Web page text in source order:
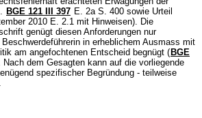
BGE 121 III 397 E. 2a S. 400 sowie Urteil
2010 E. 2.1 mit Hinweisen). Die
genügt diesen Anforderungen nur
in erheblichem Ausmass mit
am angefochtenen Entscheid begnügt ( BGE
Nach dem Gesagten kann auf die vorliegende
spezifischer Begründung - teilweise